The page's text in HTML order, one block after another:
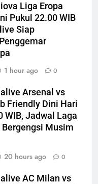
Liga Eropa
Pukul 22.00 WIB
Siap
1 hour ago 0
Arsenal vs
Friendly Dini Hari
WIB, Jadwal Laga
Musim
20 hours ago 0
AC Milan vs